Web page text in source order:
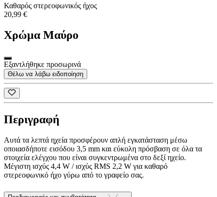
Καθαρός στερεοφωνικός ήχος
20,99 €
Χρώμα Μαύρο
Εξαντλήθηκε προσωρινά
Θέλω να λάβω ειδοποίηση
Περιγραφή
Αυτά τα λεπτά ηχεία προσφέρουν απλή εγκατάσταση μέσω
οποιασδήποτε εισόδου 3,5 mm και εύκολη πρόσβαση σε όλα τα
στοιχεία ελέγχου που είναι συγκεντρωμένα στο δεξί ηχείο.
Μέγιστη ισχύς 4,4 W / ισχύς RMS 2,2 W για καθαρό
στερεοφωνικό ήχο γύρω από το γραφείο σας.